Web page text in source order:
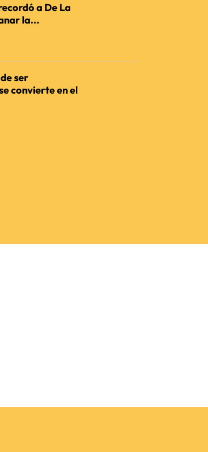
a De La
la...
ser
convierte en el